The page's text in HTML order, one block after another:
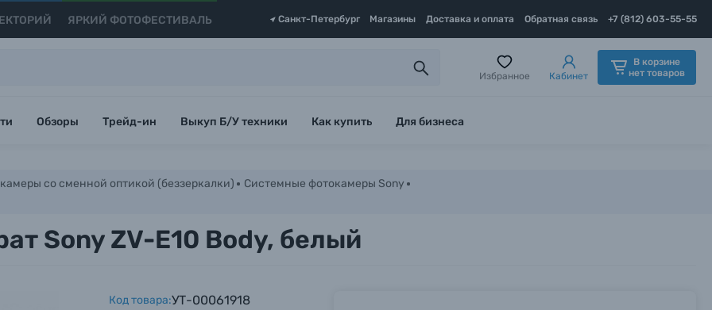
ЯРКИЙ ФОТОФЕСТИВАЛЬ Санкт-Петербург Магазины Доставка и оплата Обратная связь +7 (812) 603-55-55
Избранное Кабинет
В корзине
нет товаров
Обзоры Трейд-ин Выкуп Б/У техники Как купить Для бизнеса
со сменной оптикой (беззеркалки) Системные фотокамеры Sony
Sony ZV-E10 Body, белый
Код товара:УТ-00061918